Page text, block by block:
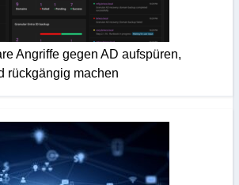
Angriffe gegen AD aufspüren,
rückgängig machen